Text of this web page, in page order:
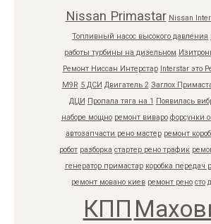
Nissan Primastar Nissan
Топливный насос высокого давления
работы турбины на дизельном
Ремонт Ниссан Интерстар Interstar это
M9R 5 ДСИ Двигатель 2 Заглох
ДЦИ Пропала тяга на 1
Появилась
наборе мощно ремонт виваро форсунки
автозапчасти рено мастер ремонт
робот разборка стартер рено трафик
генератор примастар коробка передач
ремонт мовано киев ремонт рено сто
КПП